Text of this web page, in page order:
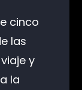
cinco
las
y
la